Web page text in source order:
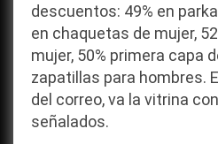
descuentos: 49% en
en chaquetas de mujer,
mujer, 50% primera capa
zapatillas para hombres.
del correo, va la vitrina
señalados.